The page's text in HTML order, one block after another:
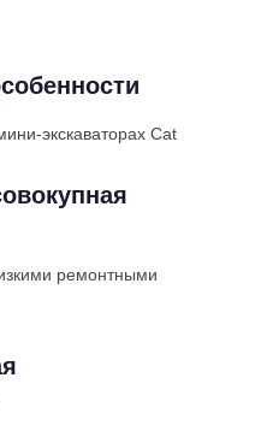
экскаваторах Cat
ремонтными